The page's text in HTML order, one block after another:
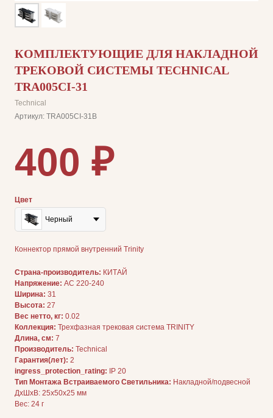
КОМПЛЕКТУЮЩИЕ ДЛЯ НАКЛАДНОЙ
ТРЕКОВОЙ СИСТЕМЫ TECHNICAL
TRA005CI-31
Technical
Артикул: TRA005CI-31B
400 ₽
Цвет
Черный
Коннектор прямой внутренний Trinity
Страна-производитель: КИТАЙ
Напряжение: AC 220-240
Ширина: 31
Высота: 27
Вес нетто, кг: 0.02
Коллекция: Трехфазная трековая система TRINITY
Длина, см: 7
Производитель: Technical
Гарантия(лет): 2
ingress_protection_rating: IP 20
Тип Монтажа Встраиваемого Светильника: Накладной/подвесной
ДxШxВ: 25x50x25 мм
Вес: 24 г